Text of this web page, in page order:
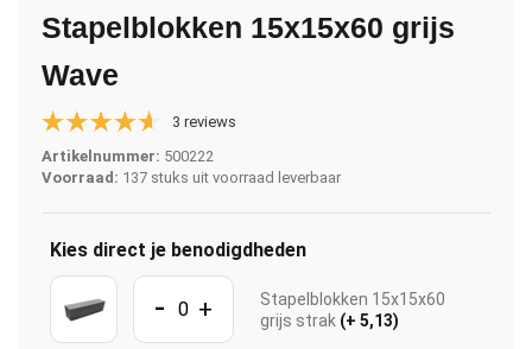
Stapelblokken 15x15x60 grijs
Wave
3 reviews
Artikelnummer: 500222
Voorraad: 137 stuks uit voorraad leverbaar
Kies direct je benodigdheden
- +
Stapelblokken 15x15x60
grijs strak (+ 5,13)